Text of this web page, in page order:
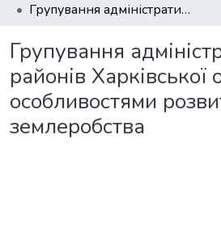
Групування адміністративних районів Харківської області за особливостями розвитку землеробства
Групування
районів Харківської
особливостями
землеробства